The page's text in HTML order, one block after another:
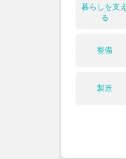
暮らしを支え
る
整備
製造